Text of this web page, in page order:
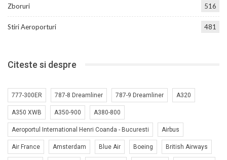
Zboruri 516
Stiri Aeroporturi 481
Citeste si despre
777-300ER 787-8 Dreamliner 787-9 Dreamliner A320
A350 XWB A350-900 A380-800
Aeroportul International Henri Coanda - Bucuresti Airbus
Air France Amsterdam Blue Air Boeing British Airways